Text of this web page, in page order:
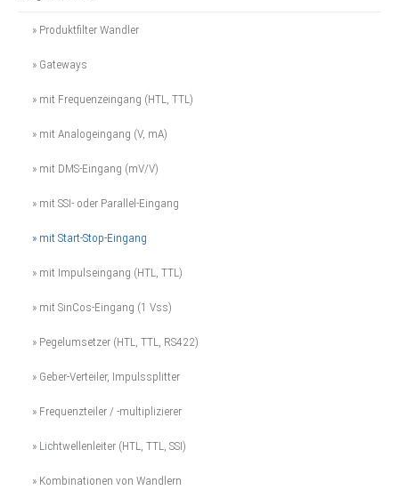
» Produktfilter Wandler
» Gateways
» mit Frequenzeingang (HTL, TTL)
» mit Analogeingang (V, mA)
» mit DMS-Eingang (mV/V)
» mit SSI- oder Parallel-Eingang
» mit Start-Stop-Eingang
» mit Impulseingang (HTL, TTL)
» mit SinCos-Eingang (1 Vss)
» Pegelumsetzer (HTL, TTL, RS422)
» Geber-Verteiler, Impulssplitter
» Frequenzteiler / -multiplizierer
» Lichtwellenleiter (HTL, TTL, SSI)
» Kombinationen von Wandlern